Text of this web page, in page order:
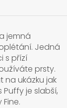
jemná
Jedná
s přízí
prsty.
na ukázku jak
je slabší,